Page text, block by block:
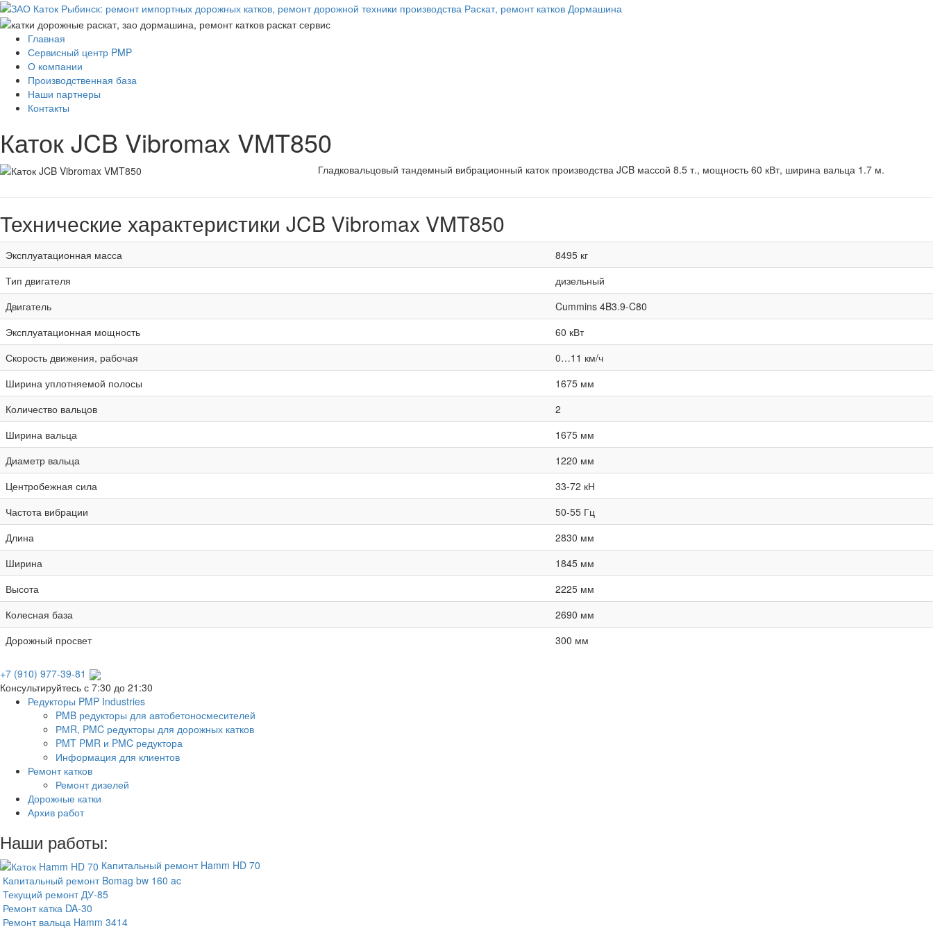
Главная
Сервисный центр PMP
О компании
Производственная база
Наши партнеры
Контакты
Каток JCB Vibromax VMT850
Гладковальцовый тандемный вибрационный каток производства JCB массой 8.5 т., мощность 60 кВт, ширина вальца 1.7 м.
Технические характеристики JCB Vibromax VMT850
Эксплуатационная масса
8495 кг
Тип двигателя
дизельный
Двигатель
Cummins 4B3.9-C80
Эксплуатационная мощность
60 кВт
Скорость движения, рабочая
0…11 км/ч
Ширина уплотняемой полосы
1675 мм
Количество вальцов
2
Ширина вальца
1675 мм
Диаметр вальца
1220 мм
Центробежная сила
33-72 кН
Частота вибрации
50-55 Гц
Длина
2830 мм
Ширина
1845 мм
Высота
2225 мм
Колесная база
2690 мм
Дорожный просвет
300 мм
+7 (910) 977-39-81
Консультируйтесь с 7:30 до 21:30
Редукторы PMP Industries
PMB редукторы для автобетоносмесителей
РМR, PMC редукторы для дорожных катков
PMT PMR и PMC редуктора
Информация для клиентов
Ремонт катков
Ремонт дизелей
Дорожные катки
Архив работ
Наши работы:
Капитальный ремонт Hamm HD 70
Капитальный ремонт Bomag bw 160 ac
Текущий ремонт ДУ-85
Ремонт катка DA-30
Ремонт вальца Hamm 3414